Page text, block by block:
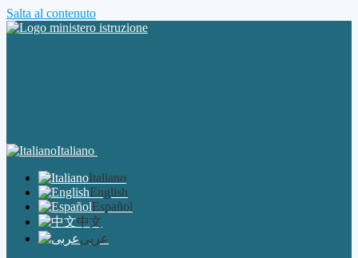
Salta al contenuto
Italiano
Italiano
English
Español
中文
عربى